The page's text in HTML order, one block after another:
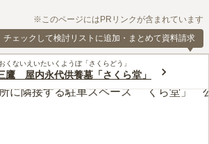
※このページにはPRリンクが含まれています
チェックして検討リストに追加・まとめて資料請求
ないえいたいくようぼ「さくらどう」
鷹 屋内永代供養墓「さくら堂」